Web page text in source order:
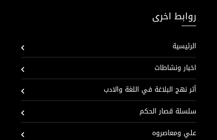
روابط اخرى
الرئيسية
اخبار ونشاطات
أثر نهج البلاغة في اللغة والادب
سلسلة قصار الحكم
علي ومعاصروه